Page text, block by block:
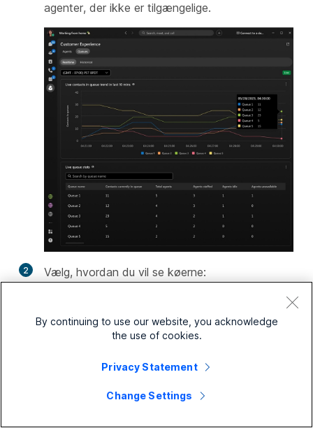
agenter, der ikke er tilgængelige.
2
Vælg, hvordan du vil se køerne:
Hvis du vil søge på listen efter en kø, skal
du klikke på
Searchog indtast
kønavnet.
By continuing to use our website, you acknowledge
the use of cookies.
Privacy Statement
Change Settings